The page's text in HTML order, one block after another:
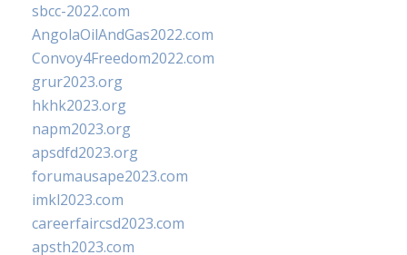
sbcc-2022.com
AngolaOilAndGas2022.com
Convoy4Freedom2022.com
grur2023.org
hkhk2023.org
napm2023.org
apsdfd2023.org
forumausape2023.com
imkl2023.com
careerfaircsd2023.com
apsth2023.com